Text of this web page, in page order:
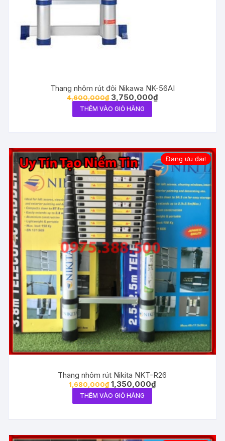
Thang nhôm rút đôi Nikawa NK-56AI
4,600,000₫ 3,750,000₫
THÊM VÀO GIỎ HÀNG
Đang ưu đãi!
Thang nhôm rút Nikita NKT-R26
1,680,000₫ 1,350,000₫
THÊM VÀO GIỎ HÀNG